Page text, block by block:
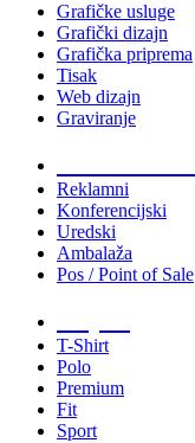
Grafičke usluge
Grafički dizajn
Grafička priprema
Tisak
Web dizajn
Graviranje
Reklamni
Konferencijski
Uredski
Ambalaža
Pos / Point of Sale
T-Shirt
Polo
Premium
Fit
Sport